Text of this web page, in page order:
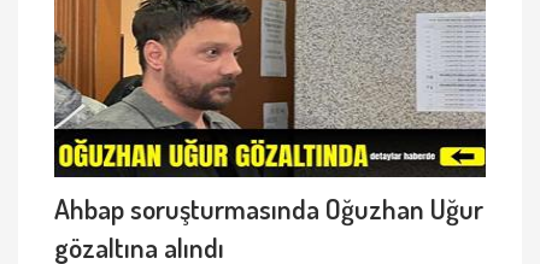
Ahbap soruşturmasında Oğuzhan Uğur
gözaltına alındı